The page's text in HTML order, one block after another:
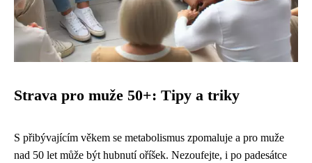
Strava pro muže 50+: Tipy a triky
S přibývajícím věkem se metabolismus zpomaluje a pro muže
nad 50 let může být hubnutí oříšek. Nezoufejte, i po padesátce